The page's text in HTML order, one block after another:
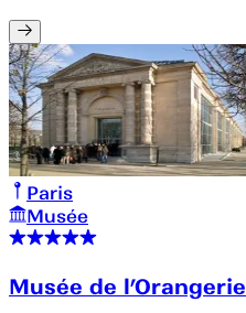
Paris
Musée
Musée de l’Orangerie